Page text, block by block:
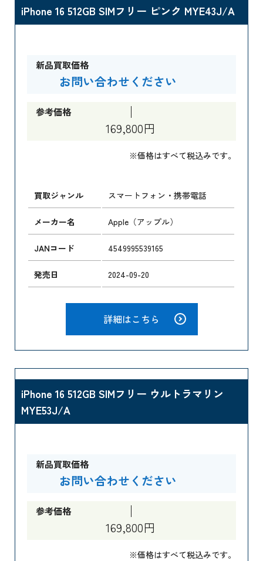
iPhone 16 512GB SIMフリー ピンク MYE43J/A
新品買取価格
お問い合わせください
参考価格
169,800円
※価格はすべて税込みです。
買取ジャンル スマートフォン・携帯電話
メーカー名 Apple（アップル）
JANコード 4549995539165
発売日 2024-09-20
詳細はこちら
iPhone 16 512GB SIMフリー ウルトラマリン
MYE53J/A
新品買取価格
お問い合わせください
参考価格
169,800円
※価格はすべて税込みです。